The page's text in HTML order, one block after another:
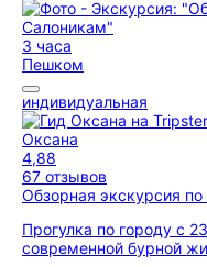
3 часа
Пешком
индивидуальная
Оксана
4,88
67 отзывов
Обзорная экскурсия
Прогулка по городу с
современной бурной